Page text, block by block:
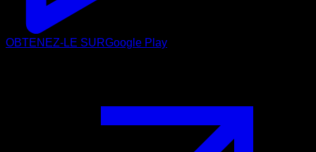
OBTENEZ-LE SURGoogle Play